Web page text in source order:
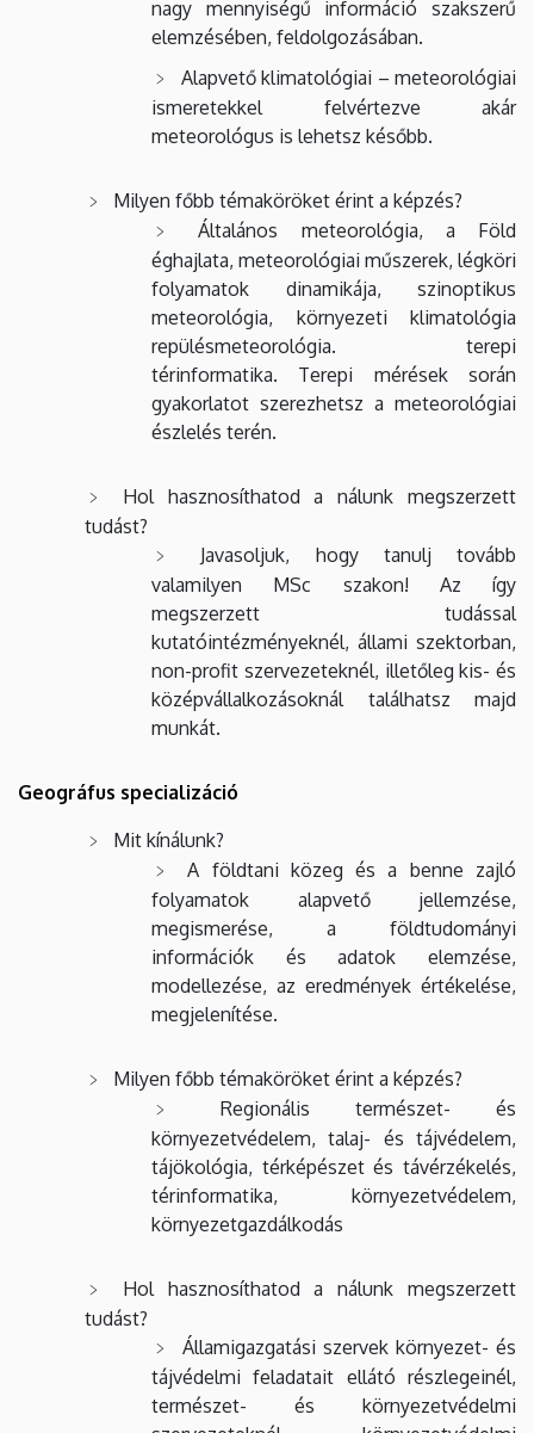
nagy mennyiségű információ szakszerű
elemzésében, feldolgozásában.
Alapvető klimatológiai – meteorológiai
ismeretekkel felvértezve akár
meteorológus is lehetsz később.
Milyen főbb témaköröket érint a képzés?
Általános meteorológia, a Föld
éghajlata, meteorológiai műszerek, légköri
folyamatok dinamikája, szinoptikus
meteorológia, környezeti klimatológia
repülésmeteorológia. terepi
térinformatika. Terepi mérések során
gyakorlatot szerezhetsz a meteorológiai
észlelés terén.
Hol hasznosíthatod a nálunk megszerzett
tudást?
Javasoljuk, hogy tanulj tovább
valamilyen MSc szakon! Az így
megszerzett tudással
kutatóintézményeknél, állami szektorban,
non-profit szervezeteknél, illetőleg kis- és
középvállalkozásoknál találhatsz majd
munkát.
Geográfus specializáció
Mit kínálunk?
A földtani közeg és a benne zajló
folyamatok alapvető jellemzése,
megismerése, a földtudományi
információk és adatok elemzése,
modellezése, az eredmények értékelése,
megjelenítése.
Milyen főbb témaköröket érint a képzés?
Regionális természet- és
környezetvédelem, talaj- és tájvédelem,
tájökológia, térképészet és távérzékelés,
térinformatika, környezetvédelem,
környezetgazdálkodás
Hol hasznosíthatod a nálunk megszerzett
tudást?
Államigazgatási szervek környezet- és
tájvédelmi feladatait ellátó részlegeinél,
természet- és környezetvédelmi